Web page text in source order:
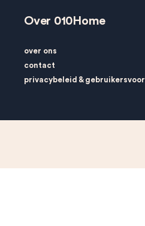
Over 010Home
over ons
contact
privacybeleid &